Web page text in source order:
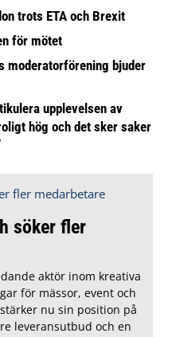
trots ETA och Brexit
för mötet
moderatorförening bjuder
upplevelsen av
hög och det sker saker
söker fler
aktör inom kreativa
för mässor, event och
nu sin position på
leveransutbud och en